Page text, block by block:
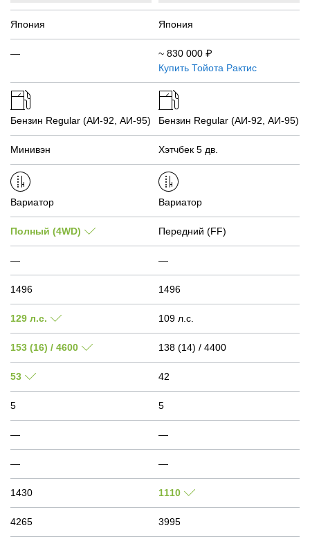
Япония Япония
— ~ 830 000 ₽
Купить Тойота Рактис
Бензин Regular (АИ-92, АИ-95) Бензин Regular (АИ-92, АИ-95)
Минивэн Хэтчбек 5 дв.
Вариатор Вариатор
Полный (4WD) Передний (FF)
— —
1496 1496
129 л.с. 109 л.с.
153 (16) / 4600 138 (14) / 4400
53 42
5 5
— —
— —
1430 1110
4265 3995